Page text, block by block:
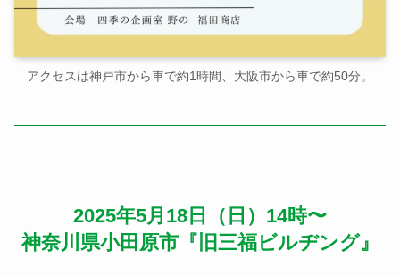
アクセスは神戸市から車で約1時間、大阪市から車で約50分。
2025年5月18日（日）14時〜
神奈川県小田原市『旧三福ビルヂング』